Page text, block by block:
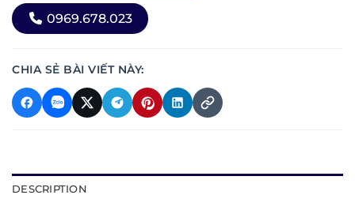
0969.678.023
CHIA SẺ BÀI VIẾT NÀY:
DESCRIPTION